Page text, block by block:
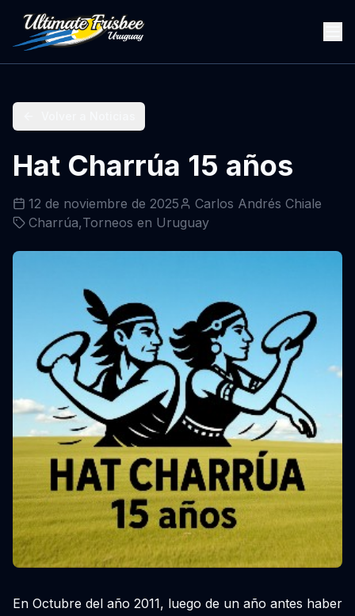
Hat Charrúa 15 años
12 de noviembre de 2025
Carlos Andrés Chiale
Charrúa,Torneos en Uruguay
En Octubre del año 2011, luego de un año antes haber